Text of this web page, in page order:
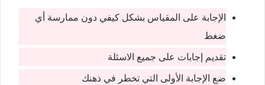
الإجابة على المقياس بشكل كيفي دون ممارسة أي
ضغط
تقديم إجابات على جميع الاسئلة
ضع الإجابة الأولى التي تخطر في ذهنك